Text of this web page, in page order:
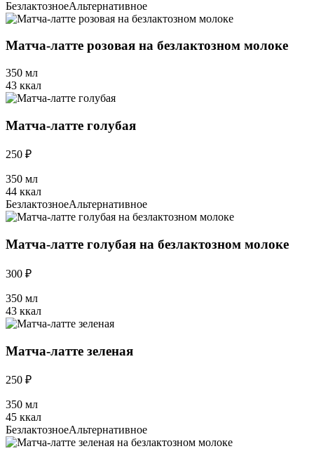
БезлактозноеАльтернативное
Матча-латте розовая на безлактозном молоке
350 мл
43 ккал
Матча-латте голубая
250 ₽
350 мл
44 ккал
БезлактозноеАльтернативное
Матча-латте голубая на безлактозном молоке
300 ₽
350 мл
43 ккал
Матча-латте зеленая
250 ₽
350 мл
45 ккал
БезлактозноеАльтернативное